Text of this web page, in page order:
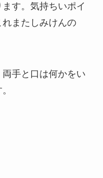
す。気持ちいポイ
またしみけんの
手と口は何かをい